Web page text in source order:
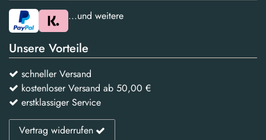
...und weitere
Unsere Vorteile
schneller Versand
kostenloser Versand ab 50,00 €
erstklassiger Service
Vertrag widerrufen